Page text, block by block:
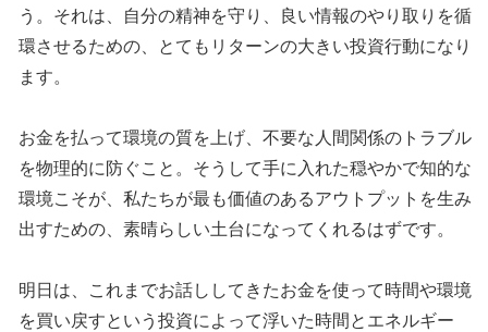
う。それは、自分の精神を守り、良い情報のやり取りを循
環させるための、とてもリターンの大きい投資行動になり
ます。
お金を払って環境の質を上げ、不要な人間関係のトラブル
を物理的に防ぐこと。そうして手に入れた穏やかで知的な
環境こそが、私たちが最も価値のあるアウトプットを生み
出すための、素晴らしい土台になってくれるはずです。
明日は、これまでお話ししてきたお金を使って時間や環境
を買い戻すという投資によって浮いた時間とエネルギー